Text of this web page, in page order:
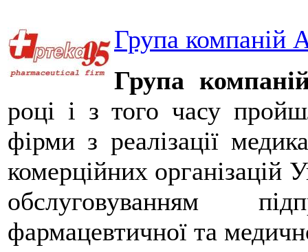
Група компаній
Група
році і з того часу
фірми з реалізації
комерційних організацій
обслуговуванням
фармацевтичної та